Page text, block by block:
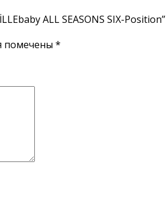
ALL SEASONS SIX-Position”
помечены *